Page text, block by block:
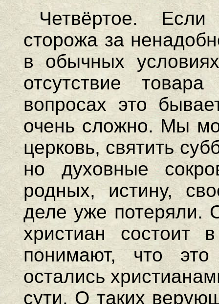
Четвёртое. Если
сторожа за
в обычных
отсутствие
вопросах это
очень сложно. Мы
церковь, святить
но духовные
родных, истину,
деле уже потеряли.
христиан
понимают, что
остались
сути. О таких